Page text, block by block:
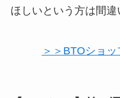
ほしいという方は間違
＞＞BTOショ